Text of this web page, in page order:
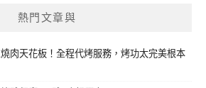
熱門文章與
肉天花板！全程代烤服務，烤功太完美根本